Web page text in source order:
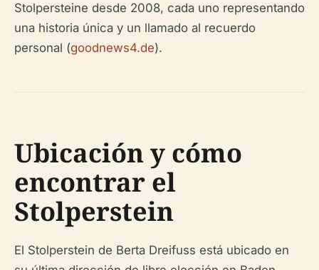
Stolpersteine desde 2008, cada uno representando
una historia única y un llamado al recuerdo
personal (goodnews4.de).
Ubicación y cómo
encontrar el
Stolperstein
El Stolperstein de Berta Dreifuss está ubicado en